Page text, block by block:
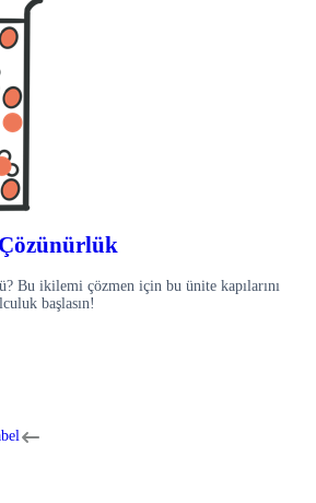
Çözünürlük
Bu ikilemi çözmen için bu ünite kapılarını
başlasın!